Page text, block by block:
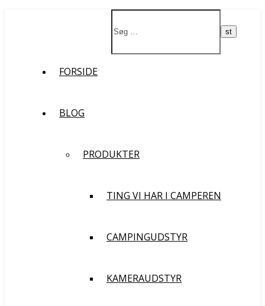
FORSIDE
BLOG
PRODUKTER
TING VI HAR I CAMPEREN
CAMPINGUDSTYR
KAMERAUDSTYR